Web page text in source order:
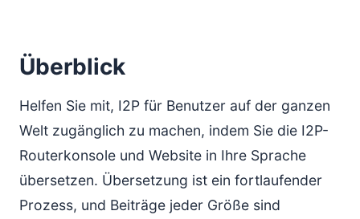
Überblick
Helfen Sie mit, I2P für Benutzer auf der ganzen
Welt zugänglich zu machen, indem Sie die I2P-
Routerkonsole und Website in Ihre Sprache
übersetzen. Übersetzung ist ein fortlaufender
Prozess, und Beiträge jeder Größe sind